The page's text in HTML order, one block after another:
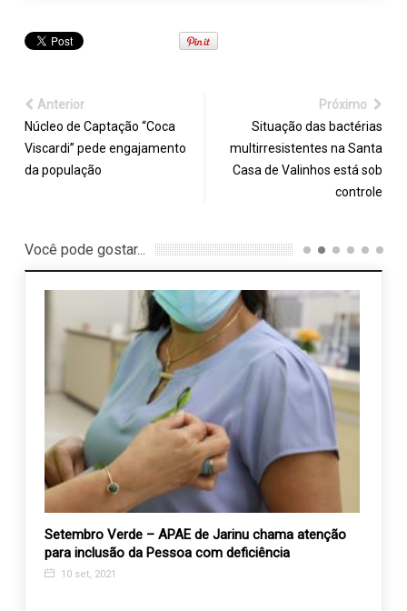
Anterior
Núcleo de Captação “Coca
Viscardi” pede engajamento
da população
Próximo
Situação das bactérias
multirresistentes na Santa
Casa de Valinhos está sob
controle
Você pode gostar...
Setembro Verde – APAE de Jarinu chama atenção
para inclusão da Pessoa com deficiência
10 set, 2021